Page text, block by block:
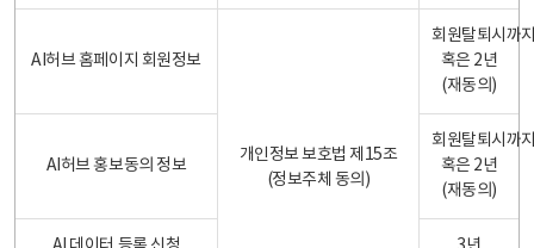
AI허브 홈페이지 회원정보
개인정보 보호법 제15조
(정보주체 동의)
회원탈퇴시까
혹은 2년
(재동의)
AI허브 홍보동의 정보
회원탈퇴시까
혹은 2년
(재동의)